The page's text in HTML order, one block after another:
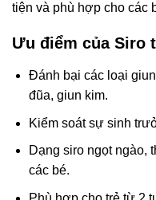
tiện và phù hợp cho các
Ưu điểm của Siro
Đánh bại các loại
đũa, giun kim.
Kiểm soát sự sinh
Dạng siro ngọt ngào,
các bé.